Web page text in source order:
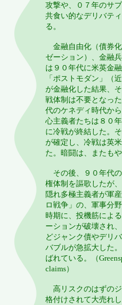
攻撃や、０７年のサ
共食い的なデリバテ
る。
金融自由化（債券
ゼーション）、金融
は９０年代に米英金
「ポストモダン」（
が金融化した結果、
戦体制は不要となっ
代のケネディ時代か
心主義者たちは８０
に冷戦が終結した。
が確定し、冷戦は英
た。暗闘は、またも
その後、９０年代
権体制を謳歌したが
隠れ多極主義者が軍
ロ戦争」の、軍事分
時期に、投機筋によ
ーションが破壊され
どジャンク債やデリ
バブルが急拡大した
ばれている。（
claims）
高リスクのはずの
格付けされて大売れ